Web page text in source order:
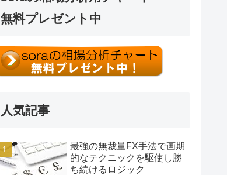
無料プレゼント中
人気記事
最強の無裁量FX手法で画期
的なテクニックを駆使し勝
ち続けるロジック